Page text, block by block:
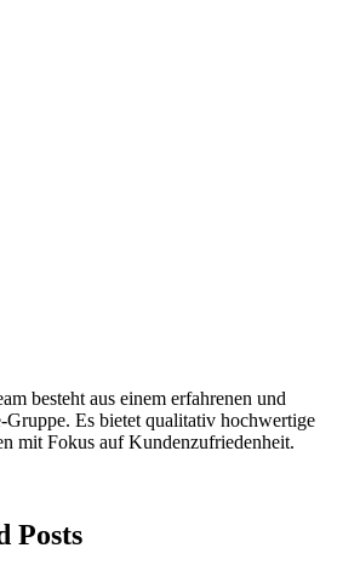
besteht aus einem erfahrenen und
Gruppe. Es bietet qualitativ hochwertige
mit Fokus auf Kundenzufriedenheit.
Posts